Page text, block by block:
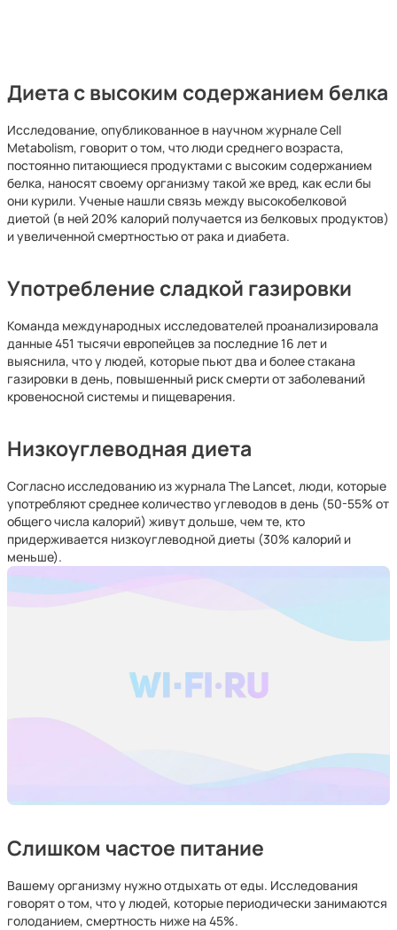
Диета с высоким содержанием белка
Исследование, опубликованное в научном журнале Cell
Metabolism, говорит о том, что люди среднего возраста,
постоянно питающиеся продуктами с высоким содержанием
белка, наносят своему организму такой же вред, как если бы
они курили. Ученые нашли связь между высокобелковой
диетой (в ней 20% калорий получается из белковых продуктов)
и увеличенной смертностью от рака и диабета.
Употребление сладкой газировки
Команда международных исследователей проанализировала
данные 451 тысячи европейцев за последние 16 лет и
выяснила, что у людей, которые пьют два и более стакана
газировки в день, повышенный риск смерти от заболеваний
кровеносной системы и пищеварения.
Низкоуглеводная диета
Согласно исследованию из журнала The Lancet, люди, которые
употребляют среднее количество углеводов в день (50-55% от
общего числа калорий) живут дольше, чем те, кто
придерживается низкоуглеводной диеты (30% калорий и
меньше).
Слишком частое питание
Вашему организму нужно отдыхать от еды. Исследования
говорят о том, что у людей, которые периодически занимаются
голоданием, смертность ниже на 45%.